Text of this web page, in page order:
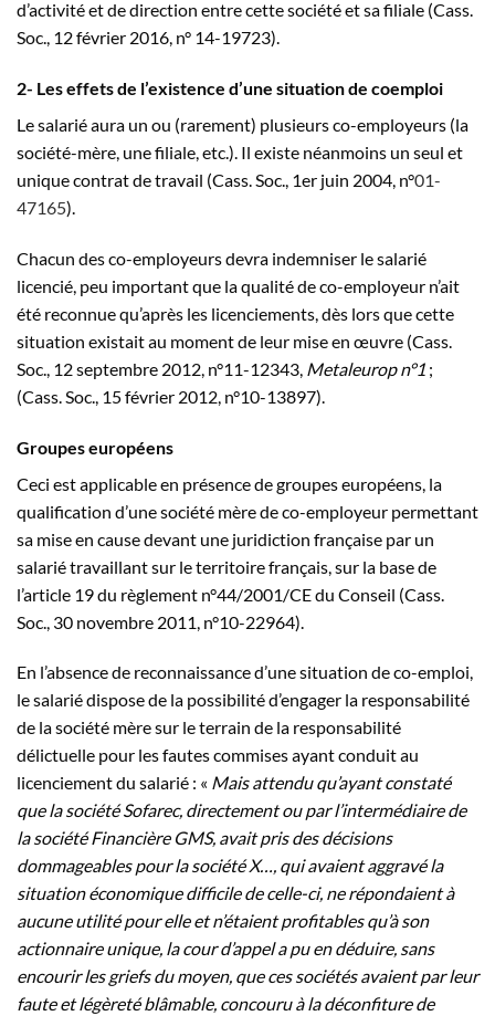
d’activité et de direction entre cette société et sa filiale (Cass.
Soc., 12 février 2016, n° 14-19723).
2- Les effets de l’existence d’une situation de coemploi
Le salarié aura un ou (rarement) plusieurs co-employeurs (la
société-mère, une filiale, etc.). Il existe néanmoins un seul et
unique contrat de travail (Cass. Soc., 1er juin 2004, n°01-
47165).
Chacun des co-employeurs devra indemniser le salarié
licencié, peu important que la qualité de co-employeur n’ait
été reconnue qu’après les licenciements, dès lors que cette
situation existait au moment de leur mise en œuvre (Cass.
Soc., 12 septembre 2012, n°11-12343, Metaleurop n°1 ;
(Cass. Soc., 15 février 2012, n°10-13897).
Groupes européens
Ceci est applicable en présence de groupes européens, la
qualification d’une société mère de co-employeur permettant
sa mise en cause devant une juridiction française par un
salarié travaillant sur le territoire français, sur la base de
l’article 19 du règlement n°44/2001/CE du Conseil (Cass.
Soc., 30 novembre 2011, n°10-22964).
En l’absence de reconnaissance d’une situation de co-emploi,
le salarié dispose de la possibilité d’engager la responsabilité
de la société mère sur le terrain de la responsabilité
délictuelle pour les fautes commises ayant conduit au
licenciement du salarié : « Mais attendu qu’ayant constaté
que la société Sofarec, directement ou par l’intermédiaire de
la société Financière GMS, avait pris des décisions
dommageables pour la société X…, qui avaient aggravé la
situation économique difficile de celle-ci, ne répondaient à
aucune utilité pour elle et n’étaient profitables qu’à son
actionnaire unique, la cour d’appel a pu en déduire, sans
encourir les griefs du moyen, que ces sociétés avaient par leur
faute et légèreté blâmable, concouru à la déconfiture de